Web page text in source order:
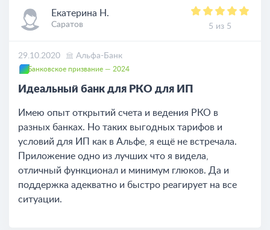
Екатерина Н.
Саратов 5 из 5
29.10.2020 Альфа-Банк
Банковское призвание — 2024
Идеальный банк для РКО для ИП
Имею опыт открытий счета и ведения РКО в
разных банках. Но таких выгодных тарифов и
условий для ИП как в Альфе, я ещё не встречала.
Приложение одно из лучших что я видела,
отличный функционал и минимум глюков. Да и
поддержка адекватно и быстро реагирует на все
ситуации.